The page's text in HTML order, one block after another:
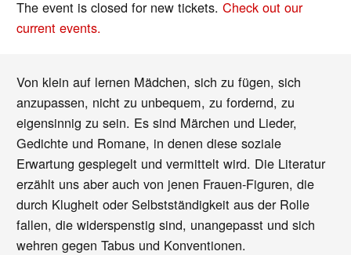
The event is closed for new tickets.Check out our
current events.
Von klein auf lernen Mädchen, sich zu fügen, sich
anzupassen, nicht zu unbequem, zu fordernd, zu
eigensinnig zu sein. Es sind Märchen und Lieder,
Gedichte und Romane, in denen diese soziale
Erwartung gespiegelt und vermittelt wird. Die Literatur
erzählt uns aber auch von jenen Frauen-Figuren, die
durch Klugheit oder Selbstständigkeit aus der Rolle
fallen, die widerspenstig sind, unangepasst und sich
wehren gegen Tabus und Konventionen.